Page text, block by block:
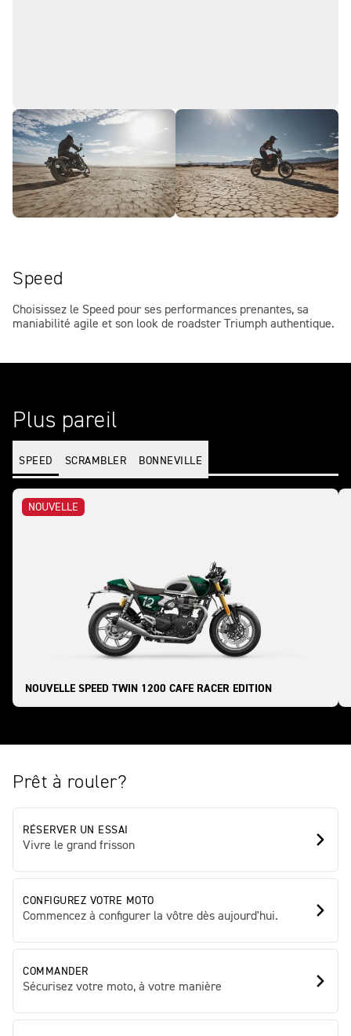
Speed
Choisissez le Speed pour ses performances prenantes, sa
maniabilité agile et son look de roadster Triumph authentique.
Plus pareil
SPEED SCRAMBLER BONNEVILLE
NOUVELLE
NOUVELLE SPEED TWIN 1200 CAFE RACER EDITION
Prêt à rouler?
RÉSERVER UN ESSAI
Vivre le grand frisson
CONFIGUREZ VOTRE MOTO
Commencez à configurer la vôtre dès aujourd'hui.
COMMANDER
Sécurisez votre moto, à votre manière